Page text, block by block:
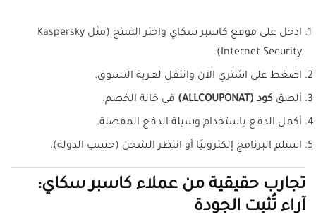
ادخل على موقع كاسبر سكاي واختر المنتج (مثل Kaspersky
Internet Security).
اضغط على اشتري الآن وانتقل لعربة التسوق.
ألصق كود (ALLCOUPONAT) في خانة الخصم.
أكمل الدفع باستخدام وسيلة الدفع المفضلة.
استلم البرنامج إلكترونيًا أو انتظر الشحن (حسب الدولة).
تجارب حقيقية من عملاء كاسبر سكاي:
آراء تُثبت الجودة